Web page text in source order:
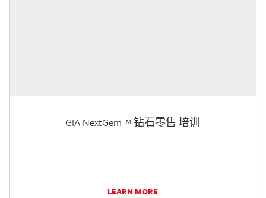
GIA NextGem™ 钻石零售 培训
LEARN MORE